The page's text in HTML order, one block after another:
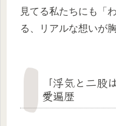
見てる私たちにも「
る、リアルな想いが
「浮気と二
愛遍歴